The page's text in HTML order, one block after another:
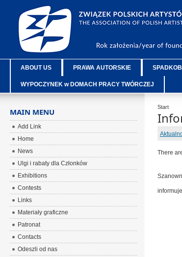
ABOUT US PRAWA AUTORSKIE
WYPOCZYNEK w DOMACH PRACY TWÓRCZEJ
Start
There
MAIN MENU
Add Link
Home
News
Ulgi i rabaty dla Członków
Exhibitions
Contests
Links
Materiały graficzne
Patronat
Contacts
Odeszli od nas